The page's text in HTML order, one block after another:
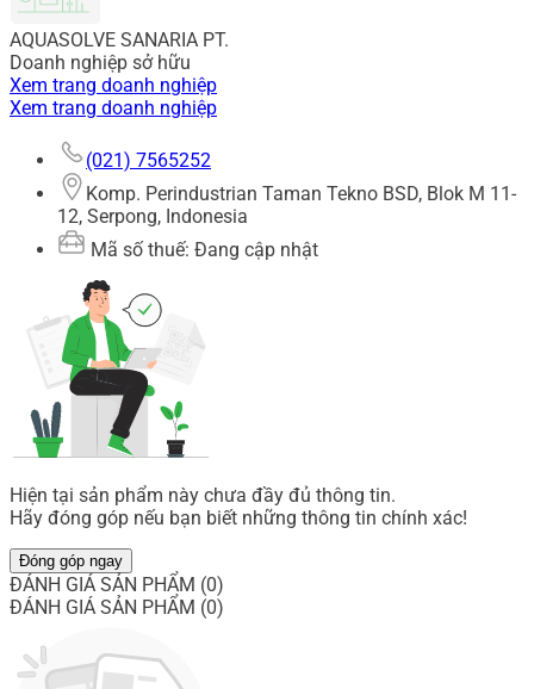
AQUASOLVE SANARIA PT.
Doanh nghiệp sở hữu
Xem trang doanh nghiệp
Xem trang doanh nghiệp
(021) 7565252
Komp. Perindustrian Taman Tekno BSD, Blok M 11-
12, Serpong, Indonesia
Mã số thuế: Đang cập nhật
Hiện tại sản phẩm này chưa đầy đủ thông tin.
Hãy đóng góp nếu bạn biết những thông tin chính xác!
Đóng góp ngay
ĐÁNH GIÁ SẢN PHẨM (0)
ĐÁNH GIÁ SẢN PHẨM (0)